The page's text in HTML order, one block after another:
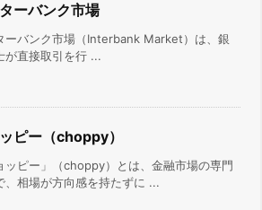
ーバンク市場
ーバンク市場（Interbank Market）は、銀
が直接取引を行 ...
ピー（choppy）
ッピー」（choppy）とは、金融市場の専門
、相場が方向感を持たずに ...